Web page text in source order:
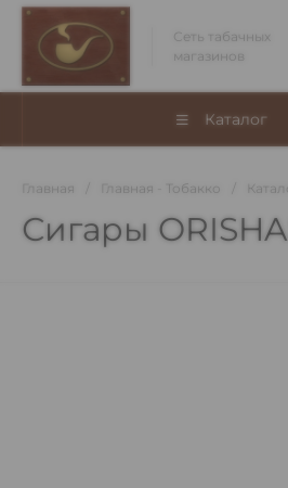
Сеть табачных
магазинов
Каталог
Главная Главная - Тобакко
Сигары